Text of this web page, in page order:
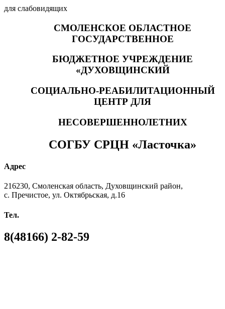
для слабовидящих
СМОЛЕНСКОЕ ОБЛАСТНОЕ
ГОСУДАРСТВЕННОЕ
БЮДЖЕТНОЕ УЧРЕЖДЕНИЕ
«ДУХОВЩИНСКИЙ
СОЦИАЛЬНО-РЕАБИЛИТАЦИОННЫЙ
ЦЕНТР ДЛЯ
НЕСОВЕРШЕННОЛЕТНИХ
СОГБУ СРЦН «Ласточка»
Адрес
216230, Смоленская область, Духовщинский район,
с. Пречистое, ул. Октябрьская, д.16
Тел.
8(48166) 2-82-59